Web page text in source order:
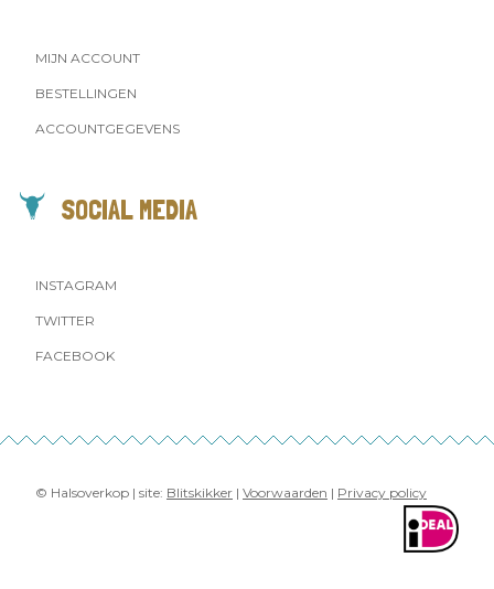
MIJN ACCOUNT
BESTELLINGEN
ACCOUNTGEGEVENS
SOCIAL MEDIA
INSTAGRAM
TWITTER
FACEBOOK
© Halsoverkop | site: Blitskikker | Voorwaarden | Privacy policy